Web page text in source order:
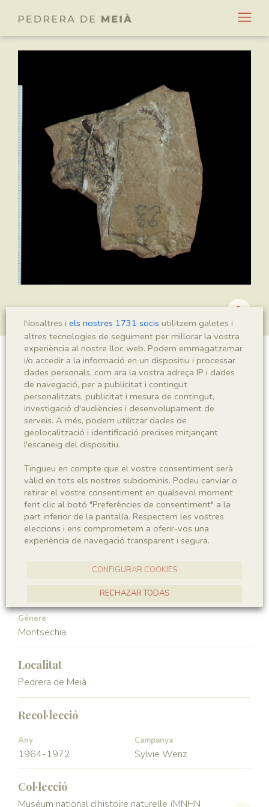
Montsechia vidalii
Sigla
MNHN 17017
Taxonomia
Regne
Plantae
Phyllum
Spermatophyta
Subphyllum
Angiospermae
Classe
Magnoliopsida
Montsechiaceae
Génere
Montsechia
Localitat
Pedrera de Meià
Recol·lecció
Any
1964-1972
Campanya
Sylvie Wenz
Col·lecció
Muséum national d’histoire naturelle (MNHN
Nosaltres i els nostres 1731 socis utilitzem galetes i
altres tecnologies de seguiment per millorar la vostra
experiència al nostre lloc web. Podem emmagatzemar
i/o accedir a la informació en un dispositiu i processar
dades personals, com ara la vostra adreça IP i dades
de navegació, per a publicitat i contingut
personalitzats, publicitat i mesura de contingut,
investigació d'audiències i desenvolupament de
serveis. A més, podem utilitzar dades de
geolocalització i identificació precises mitjançant
l'escaneig del dispositiu.
Tingueu en compte que el vostre consentiment serà
vàlid en tots els nostres subdominis. Podeu canviar o
retirar el vostre consentiment en qualsevol moment
fent clic al botó "Preferències de consentiment" a la
part inferior de la pantalla. Respectem les vostres
eleccions i ens comprometem a oferir-vos una
experiència de navegació transparent i segura.
CONFIGURAR COOKIES
RECHAZAR TODAS
ACCEPTAR TOTES